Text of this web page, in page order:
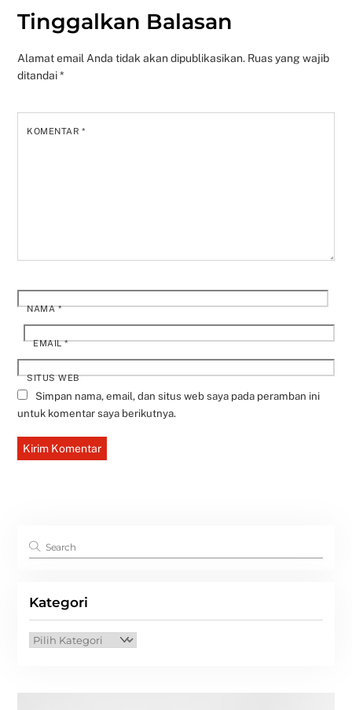
Tinggalkan Balasan
Alamat email Anda tidak akan dipublikasikan. Ruas yang wajib
ditandai*
KOMENTAR*
NAMA*
EMAIL*
SITUS WEB
Simpan nama, email, dan situs web saya pada peramban ini
untuk komentar saya berikutnya.
Kategori
Kategori